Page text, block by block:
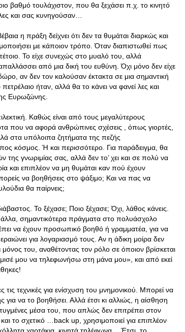
βαθμό τουλάχιστον, που θα ξεχάσει π.χ. το κινητό
και σας κυνηγούσαν…
η πράξη δείχνει ότι δεν τα θυμάται διαρκώς και
με κάποιον τρόπο. Όταν διαπιστωθεί πως
τέτοιο. Το είχε συνεχώς στο μυαλό του, αλλά
από μια δική του ευθύνη. Όχι μόνο δεν είχε
αν δεν τον καλούσαν έκτακτα σε μια σημαντική
ήταν, αλλά θα το κάνει να φανεί λες και
Ευρωζώνης.
Καθώς είναι από τους μεγαλύτερους
που να αφορά ανθρώπινες σχέσεις , όπως γιορτές,
στα υπόλοιπα ζητήματα της πεζής
κόσμος. Ή και περισσότερο. Για παράδειγμα, θα
γνωριμίας σας, αλλά δεν το’ χει και σε πολύ να
και επιπλέον να μη θυμάται καν πού έχουν
να βοηθήσεις στο ψάξιμο; Και να πας να
θα παίρνεις;
Το ξέχασε; Ποιο ξέχασε; Όχι, λάθος κάνεις.
σημαντικότερα πράγματα στο πολυάσχολο
να έχουν προσωπικό βοηθό ή γραμματέα, για να
για λογαριασμό τους. Αν η άδικη μοίρα δεν
του, αναθέτοντας τον ρόλο σε όποιον βρίσκεται
μου να τηλεφωνήσω στη μάνα μου», και από εκεί
τεχνικές για ενίσχυση του μνημονικού. Μπορεί να
να το βοηθήσει. Αλλά έτσι κι αλλιώς, η αίσθηση
μέσα του, που απλώς δεν επιτρέπει στον
το σχετικό …back up, χρησιμοποιεί για επιπλέον